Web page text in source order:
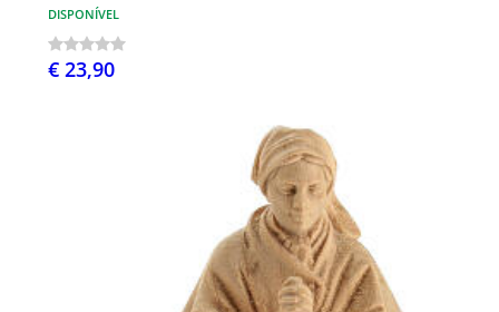
DISPONÍVEL
€ 23,90